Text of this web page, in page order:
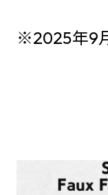
※2025年9